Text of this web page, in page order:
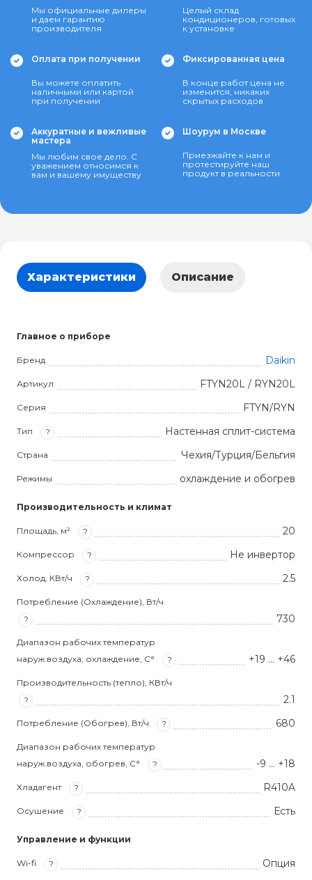
Мы официальные дилеры
и даем гарантию
производителя
Целый склад
кондиционеров, готовых
к установке
Оплата при получении
Вы можете оплатить
наличными или картой
при получении
Фиксированная цена
В конце работ цена не
изменится, никаких
скрытых расходов
Аккуратные и вежливые
мастера
Мы любим свое дело. С
уважением относимся к
вам и вашему имуществу
Шоурум в Москве
Приезжайте к нам и
протестируйте наш
продукт в реальности
Характеристики Описание
Главное о приборе
Бренд Daikin
Артикул FTYN20L / RYN20L
Серия FTYN/RYN
Тип ? Настенная сплит-система
Страна Чехия/Турция/Бельгия
Режимы охлаждение и обогрев
Производительность и климат
Площадь, м² ? 20
Компрессор ? Не инвертор
Холод, КВт/ч ? 2.5
Потребление (Охлаждение), Вт/ч
?
730
Диапазон рабочих температур
наруж.воздуха, охлаждение, С°
? +19 … +46
Производительность (тепло), КВт/ч
?
2.1
Потребление (Обогрев), Вт/ч ? 680
Диапазон рабочих температур
наруж.воздуха, обогрев, С°
? -9 … +18
Хладагент ? R410A
Осушение ? Есть
Управление и функции
Wi-fi ? Опция